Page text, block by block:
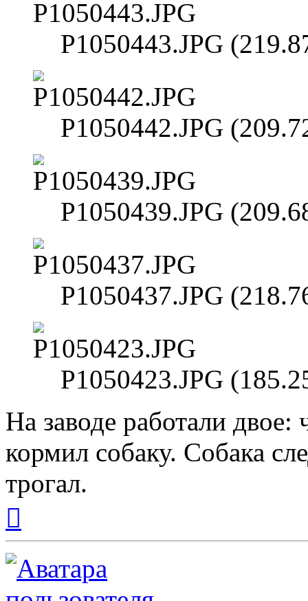
P1050443.JPG
P1050442.JPG
P1050439.JPG
P1050437.JPG
P1050423.JPG
На заводе работали двое:
кормил собаку. Собака
трогал.
началу